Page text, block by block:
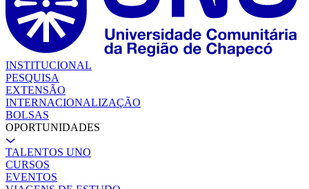
INSTITUCIONAL
PESQUISA
EXTENSÃO
INTERNACIONALIZAÇÃO
BOLSAS
OPORTUNIDADES
TALENTOS UNO
CURSOS
EVENTOS